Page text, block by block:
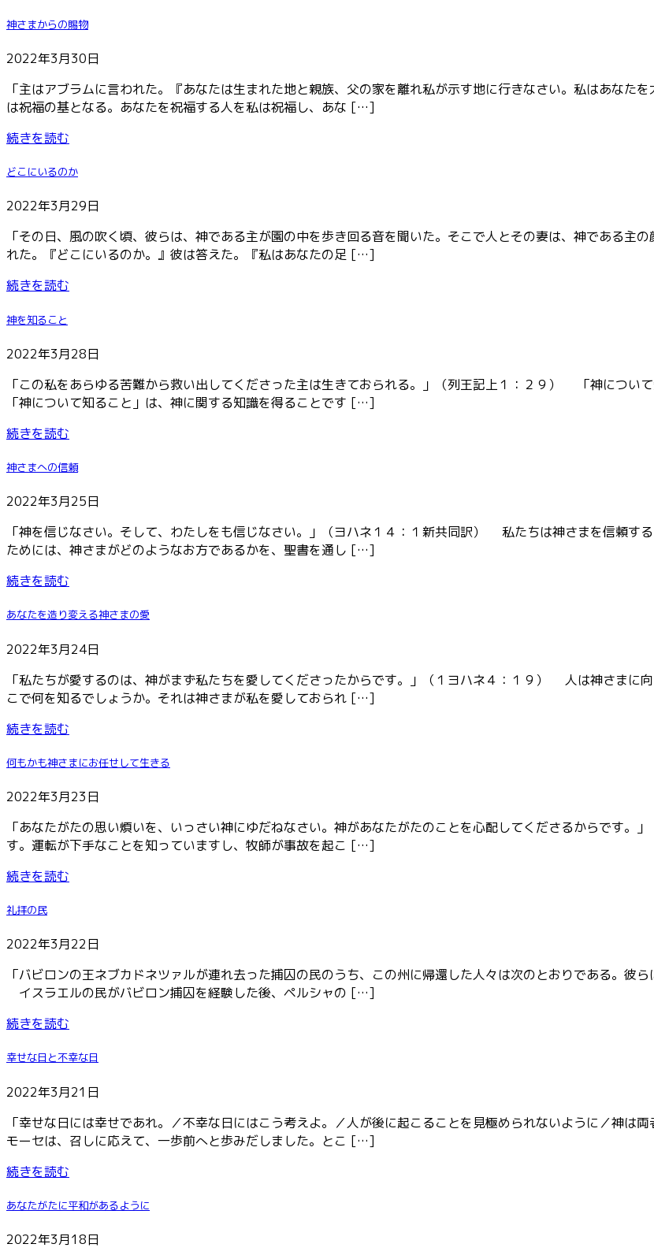
神さまからの賜物
2022年3月30日
「主はアブラムに言われた。『あなたは生まれた地と親族、父の家を離れ私が示す地に行きなさい。私はあなた
は祝福の基となる。あなたを祝福する人を私は祝福し、あな […]
続きを読む
どこにいるのか
2022年3月29日
「その日、風の吹く頃、彼らは、神である主が園の中を歩き回る音を聞いた。そこで人とその妻は、神である主
れた。『どこにいるのか。』彼は答えた。『私はあなたの足 […]
続きを読む
神を知ること
2022年3月28日
「この私をあらゆる苦難から救い出してくださった主は生きておられる。」（列王記上１：２９） 「神につい
「神について知ること」は、神に関する知識を得ることです […]
続きを読む
神さまへの信頼
2022年3月25日
「神を信じなさい。そして、わたしをも信じなさい。」（ヨハネ１４：１新共同訳） 私たちは神さまを信頼す
ためには、神さまがどのようなお方であるかを、聖書を通し […]
続きを読む
あなたを造り変える神さまの愛
2022年3月24日
「私たちが愛するのは、神がまず私たちを愛してくださったからです。」（１ヨハネ４：１９） 人は神さまに
こで何を知るでしょうか。それは神さまが私を愛しておられ […]
続きを読む
何もかも神さまにお任せして生きる
2022年3月23日
「あなたがたの思い煩いを、いっさい神にゆだねなさい。神があなたがたのことを心配してくださるからです
す。運転が下手なことを知っていますし、牧師が事故を起こ […]
続きを読む
礼拝の民
2022年3月22日
「バビロンの王ネブカドネツァルが連れ去った捕囚の民のうち、この州に帰還した人々は次のとおりである。彼
イスラエルの民がバビロン捕囚を経験した後、ペルシャの […]
続きを読む
幸せな日と不幸な日
2022年3月21日
「幸せな日には幸せであれ。／不幸な日にはこう考えよ。／人が後に起こることを見極められないように／神
モーセは、召しに応えて、一歩前へと歩みだしました。とこ […]
続きを読む
あなたがたに平和があるように
2022年3月18日